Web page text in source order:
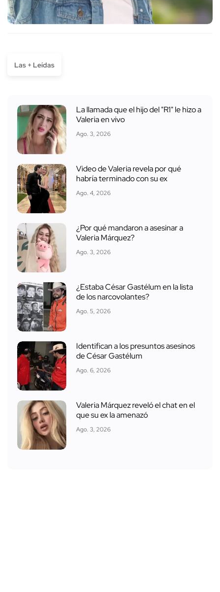
Las + Leídas
La llamada que el hijo del "R1" le hizo a
Valeria en vivo
Ago. 3, 2026
Video de Valeria revela por qué
habría terminado con su ex
Ago. 4, 2026
¿Por qué mandaron a asesinar a
Valeria Márquez?
Ago. 3, 2026
¿Estaba César Gastélum en la lista
de los narcovolantes?
Ago. 5, 2026
Identifican a los presuntos asesinos
de César Gastélum
Ago. 6, 2026
Valeria Márquez reveló el chat en el
que su ex la amenazó
Ago. 3, 2026